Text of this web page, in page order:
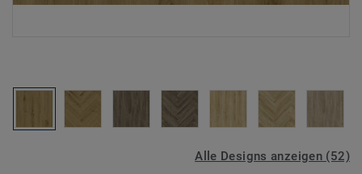
Alle Designs anzeigen (52)